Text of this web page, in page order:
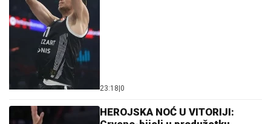
23:18|0
HEROJSKA NOĆ U VITORIJI: